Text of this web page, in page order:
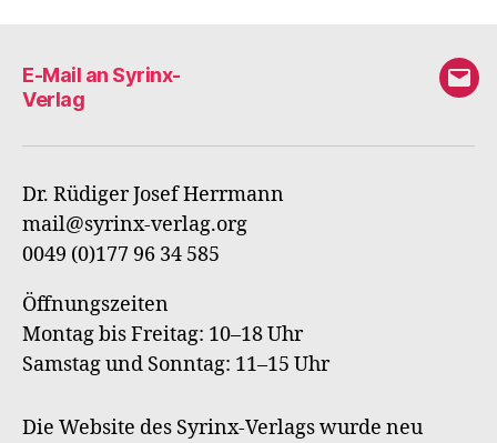
E-Mail an Syrinx-
Verlag
E-
an
Dr. Rüdiger Josef Herrmann
mail@syrinx-verlag.org
0049 (0)177 96 34 585
Öffnungszeiten
Montag bis Freitag: 10–18 Uhr
Samstag und Sonntag: 11–15 Uhr
Die Website des Syrinx-Verlags wurde neu